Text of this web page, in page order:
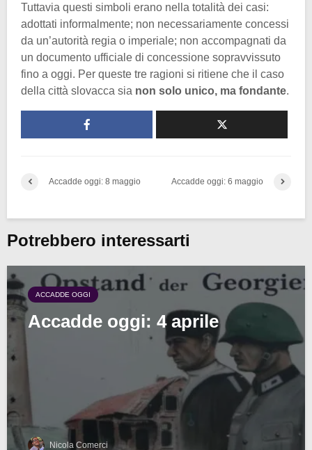
Tuttavia questi simboli erano nella totalità dei casi:
adottati informalmente; non necessariamente concessi
da un’autorità regia o imperiale; non accompagnati da
un documento ufficiale di concessione sopravvissuto
fino a oggi. Per queste tre ragioni si ritiene che il caso
della città slovacca sia non solo unico, ma fondante.
Accadde oggi: 8 maggio Accadde oggi: 6 maggio
Potrebbero interessarti
ACCADDE OGGI
Accadde oggi: 4 aprile
Nicola Comerci